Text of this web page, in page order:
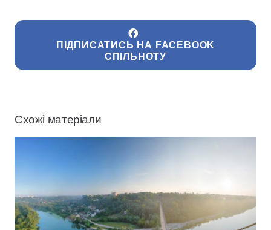
ПІДПИСАТИСЬ НА FACEBOOK
СПІЛЬНОТУ
Схожі матеріали